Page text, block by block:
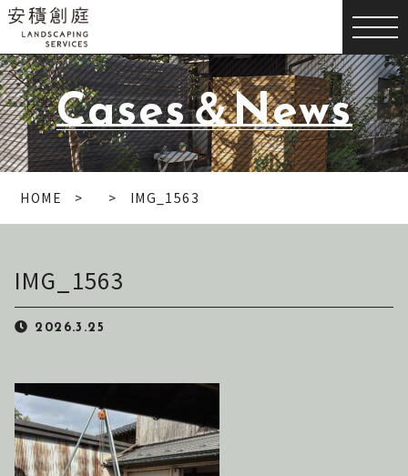
Cases＆News
HOME IMG_1563
IMG_1563
2026.3.25